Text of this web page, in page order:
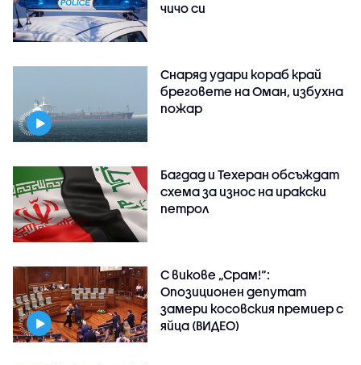
чичо си
Снаряд удари кораб край
бреговете на Оман, избухна
пожар
Багдад и Техеран обсъждат
схема за износ на иракски
петрол
С викове „Срам!“:
Опозиционен депутат
замери косовския премиер с
яйца (ВИДЕО)